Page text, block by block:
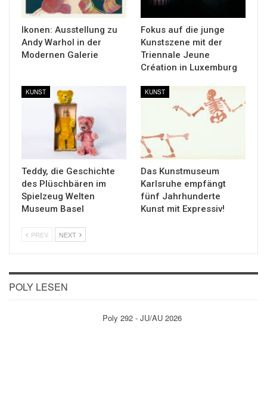
Ikonen: Ausstellung zu
Andy Warhol in der
Modernen Galerie
Fokus auf die junge
Kunstszene mit der
Triennale Jeune
Création in Luxemburg
KUNST
Teddy, die Geschichte
des Plüschbären im
Spielzeug Welten
Museum Basel
KUNST
Das Kunstmuseum
Karlsruhe empfängt
fünf Jahrhunderte
Kunst mit Expressiv!
PREV NEXT
POLY LESEN
Poly 292 - JU/AU 2026